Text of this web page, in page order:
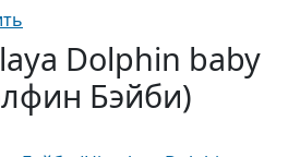
Dolphin baby
Бэйби)